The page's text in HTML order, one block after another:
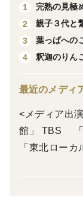
※家庭用なので
とがございます
味重視の葉とら
８月３１日ま
※収穫は８月下
1
完熟の見極
2
親子３代と
3
葉っぱへの
4
釈迦のりん
最近のメディ
<メディア出
館」 TBS 「ジョブチューン」 BS プレミアム
「東北ロー